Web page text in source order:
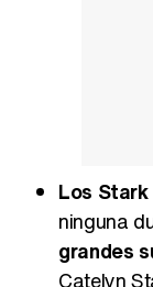
Los
ninguna
grandes
Catelyn